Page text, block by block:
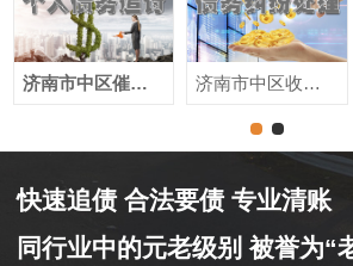
济南市中区催收公司 济南市中区收账公司
快速追债 合法要债 专业清账
同行业中的元老级别 被誉为“